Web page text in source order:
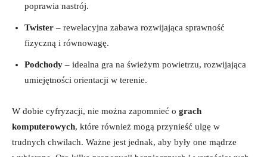
poprawia nastrój.
Twister – ⁤rewelacyjna zabawa rozwijająca​ sprawność
fizyczną i równowagę.
Podchody – idealna ⁤gra na⁤ świeżym powietrzu, rozwijająca⁢
umiejętności orientacji w terenie.
W‍ dobie cyfryzacji, nie‌ można zapomnieć o grach
komputerowych, które również mogą przynieść ulgę w
trudnych chwilach. Ważne jest jednak, aby były ​one mądrze